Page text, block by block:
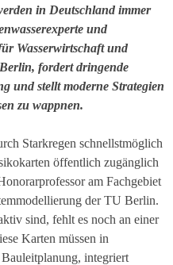
in Deutschland immer
und
Wasserwirtschaft und
fordert dringende
und stellt moderne Strategien
zu wappnen.
Starkregen schnellstmöglich
öffentlich zugänglich
am Fachgebiet
der TU Berlin.
sind, fehlt es noch an einer
Karten müssen in
Bauleitplanung, integriert